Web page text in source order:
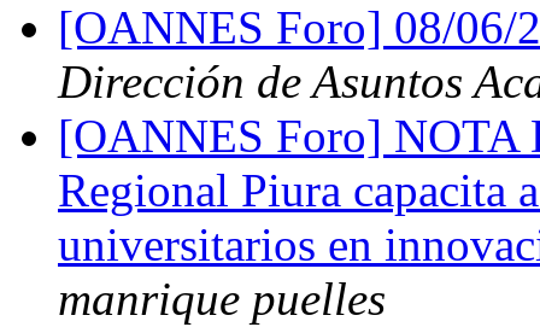
[OANNES Foro] 08/
Dirección de Asuntos
[OANNES Foro] NOTA
Regional Piura capacita
universitarios en
manrique puelles